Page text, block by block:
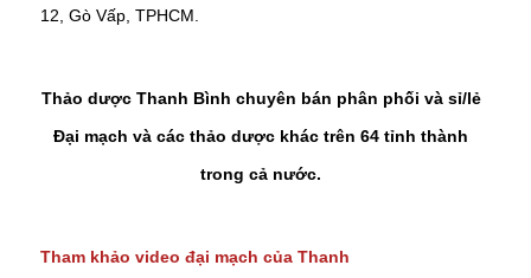
12, Gò Vấp, TPHCM
Thảo dược Thanh Bình chuyên bán phân phối và sỉ/lẻ
Đại mạch và các thảo dược khác trên 64 tỉnh thành
trong cả nước.
Tham khảo video đại mạch của Thanh